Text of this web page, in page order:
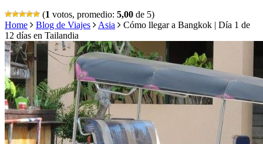
(1 votos, promedio: 5,00 de 5)
Home
Blog de Viajes Asia
Cómo llegar a Bangkok | Día 1 de
12 días en Tailandia